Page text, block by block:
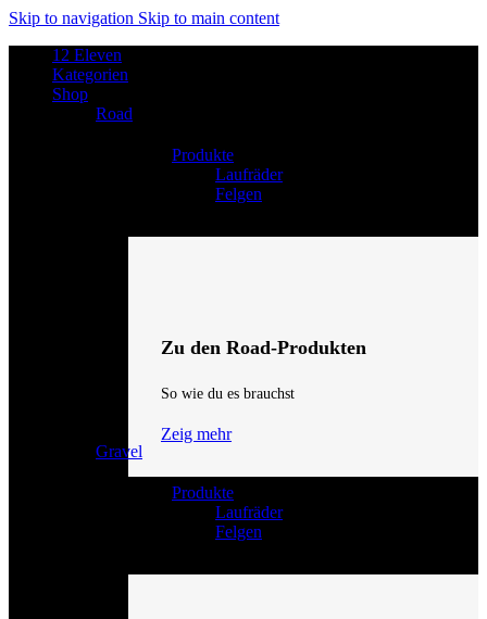
Skip to navigation Skip to main content
12 Eleven
Kategorien
Shop
Road
Produkte
Laufräder
Felgen
Zu den Road-Produkten
So wie du es brauchst
Zeig mehr
Gravel
Produkte
Laufräder
Felgen